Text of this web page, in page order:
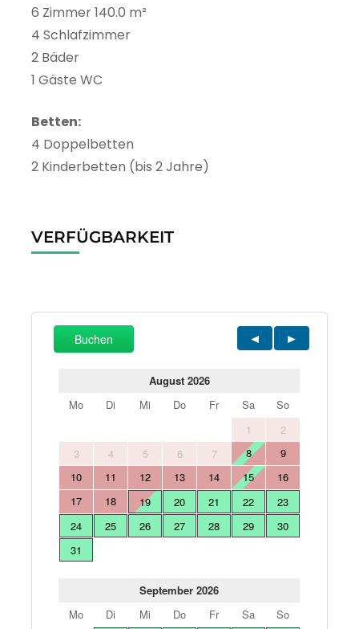
6 Zimmer 140.0 m²
4 Schlafzimmer
2 Bäder
1 Gäste WC
Betten:
4 Doppelbetten
2 Kinderbetten (bis 2 Jahre)
VERFÜGBARKEIT